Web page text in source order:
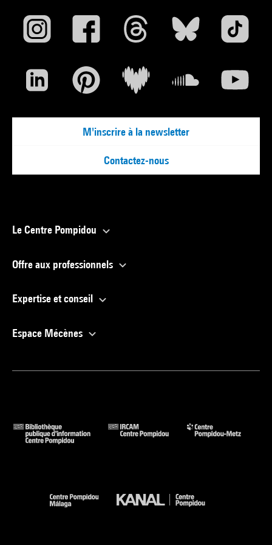
1989-15 janvier 1990
M'inscrire à la newsletter
Contactez-nous
Le Centre Pompidou
Offre aux professionnels
Expertise et conseil
Espace Mécènes